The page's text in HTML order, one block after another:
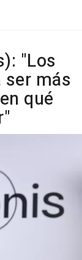
"Los
ser más
qué